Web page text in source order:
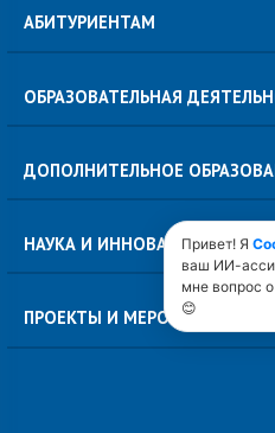
АБИТУРИЕНТАМ
ОБРАЗОВАТЕЛЬНАЯ
ДОПОЛНИТЕЛЬНОЕ
НАУКА И ИННОВАЦИИ
ПРОЕКТЫ И МЕРОПРИЯТИЯ
Привет! Я
ваш ИИ-
мне вопрос
😊